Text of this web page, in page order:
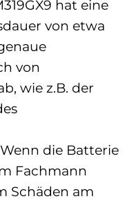
hat eine
von etwa
von
wie z.B. der
die Batterie
Fachmann
Schäden am